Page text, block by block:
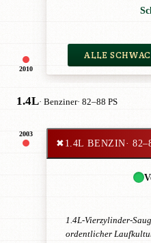
2010
ALLE
1.4L· Benziner· 82–88 PS
2003
✖1.4L BENZIN·
1.4L-Vierzylinder-
ordentlicher